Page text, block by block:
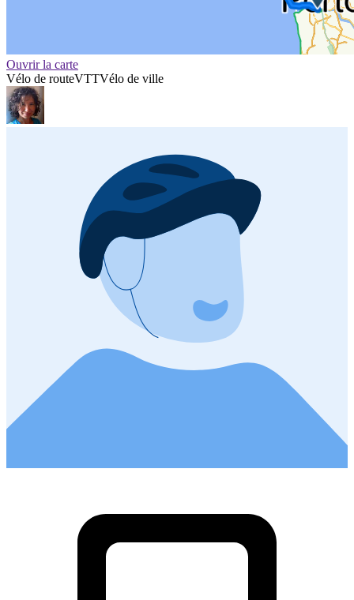
Ouvrir la carte
Vélo de routeVTTVélo de ville